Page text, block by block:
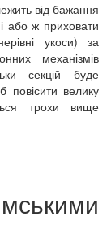
від бажання
або ж приховати
укоси) за
механізмів
секцій буде
велику
трохи вище